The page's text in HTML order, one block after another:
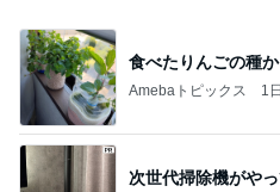
食べたりんごの種
Amebaトピックス 1
次世代掃除機がやっ